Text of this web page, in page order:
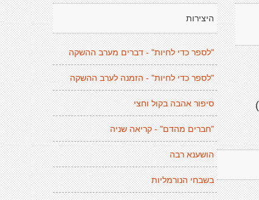
היצירות
"לספר כדי לחיות" - דברים מערב ההשקה
"לספר כדי לחיות" - הזמנה לערב ההשקה
סיפור אהבה בקול וחצי
"חברים מהדם" - קריאה שניה
הושענא רבה
בשבחי הנורמליות